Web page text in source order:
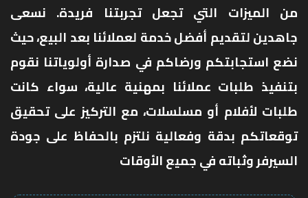
من الميزات التي تجعل تجربتنا فريدة. نسعى
جاهدين لتقديم أفضل خدمة لعملائنا بعد البيع، حيث
نضع استجابتكم ورضاكم في صدارة أولوياتنا نقوم
بتنفيذ طلبات عملائنا بمهنية عالية، سواء كانت
طلبات لأفلام أو مسلسلات، مع التركيز على تحقيق
توقعاتكم بدقة وفعالية نلتزم بالحفاظ على جودة
السيرفر وثباته في جميع الأوقات